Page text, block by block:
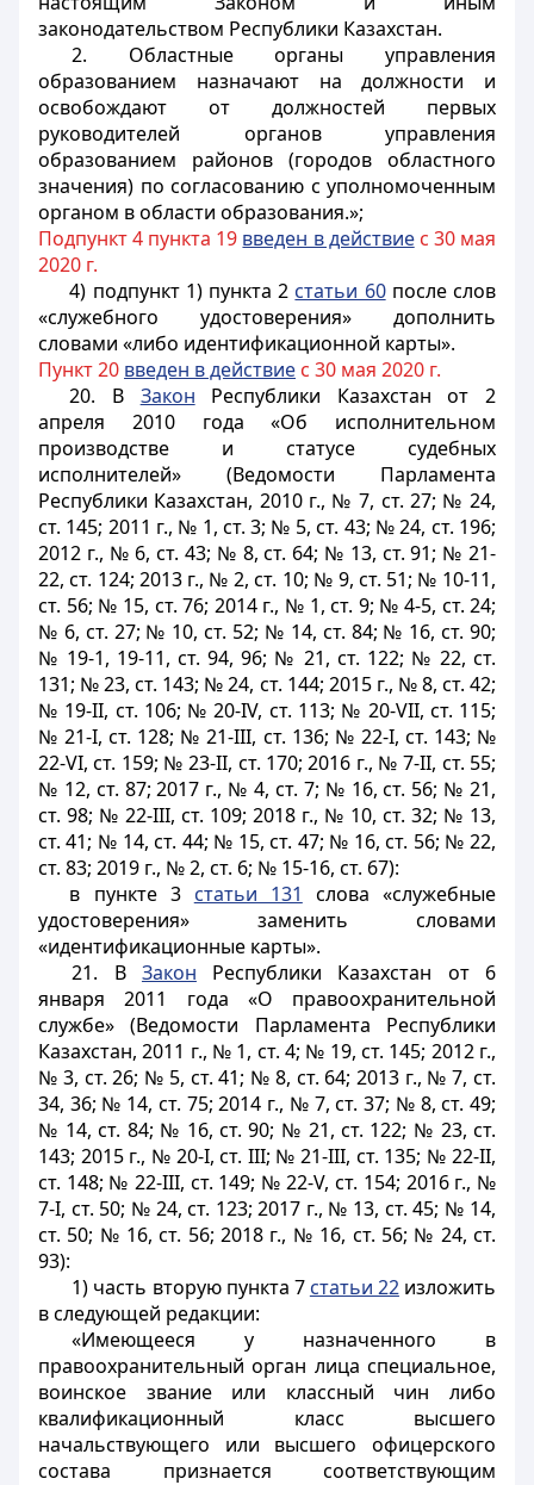
законодательством Республики Казахстан.
2. Областные органы управления
образованием назначают на должности и
освобождают от должностей первых
руководителей органов управления
образованием районов (городов областного
значения) по согласованию с уполномоченным
органом в области образования.»;
Подпункт 4 пункта 19 введен в действиес 30 мая
2020 г.
4) подпункт 1) пункта 2 статьи 60после слов
«служебного удостоверения» дополнить
словами «либо идентификационной карты».
Пункт 20 введен в действие с 30 мая 2020 г.
20. В Закон Республики Казахстан от 2
апреля 2010 года «Об исполнительном
производстве и статусе судебных
исполнителей» (Ведомости Парламента
Республики Казахстан, 2010 г., № 7, ст. 27; № 24,
ст. 145; 2011 г., № 1, ст. 3; № 5, ст. 43; № 24, ст. 196;
2012 г., № 6, ст. 43; № 8, ст. 64; № 13, ст. 91; № 21-
22, ст. 124; 2013 г., № 2, ст. 10; № 9, ст. 51; № 10-11,
ст. 56; № 15, ст. 76; 2014 г., № 1, ст. 9; № 4-5, ст. 24;
№ 6, ст. 27; № 10, ст. 52; № 14, ст. 84; № 16, ст. 90;
№ 19-1, 19-11, ст. 94, 96; № 21, ст. 122; № 22, ст.
131; № 23, ст. 143; № 24, ст. 144; 2015 г., № 8, ст. 42;
№ 19-II, ст. 106; № 20-IV, ст. 113; № 20-VII, ст. 115;
№ 21-I, ст. 128; № 21-III, ст. 136; № 22-I, ст. 143; №
22-VI, ст. 159; № 23-II, ст. 170; 2016 г., № 7-II, ст. 55;
№ 12, ст. 87; 2017 г., № 4, ст. 7; № 16, ст. 56; № 21,
ст. 98; № 22-III, ст. 109; 2018 г., № 10, ст. 32; № 13,
ст. 41; № 14, ст. 44; № 15, ст. 47; № 16, ст. 56; № 22,
ст. 83; 2019 г., № 2, ст. 6; № 15-16, ст. 67):
в пункте 3 статьи 131
слова «служебные
удостоверения» заменить словами
«идентификационные карты».
21. В Закон Республики Казахстан от 6
января 2011 года «О правоохранительной
службе» (Ведомости Парламента Республики
Казахстан, 2011 г., № 1, ст. 4; № 19, ст. 145; 2012 г.,
№ 3, ст. 26; № 5, ст. 41; № 8, ст. 64; 2013 г., № 7, ст.
34, 36; № 14, ст. 75; 2014 г., № 7, ст. 37; № 8, ст. 49;
№ 14, ст. 84; № 16, ст. 90; № 21, ст. 122; № 23, ст.
143; 2015 г., № 20-I, ст. III; № 21-III, ст. 135; № 22-II,
ст. 148; № 22-III, ст. 149; № 22-V, ст. 154; 2016 г., №
7-I, ст. 50; № 24, ст. 123; 2017 г., № 13, ст. 45; № 14,
ст. 50; № 16, ст. 56; 2018 г., № 16, ст. 56; № 24, ст.
93):
1) часть вторую пункта 7 статьи 22изложить
в следующей редакции:
«Имеющееся у назначенного в
правоохранительный орган лица специальное,
воинское звание или классный чин либо
квалификационный класс высшего
начальствующего или высшего офицерского
состава признается соответствующим